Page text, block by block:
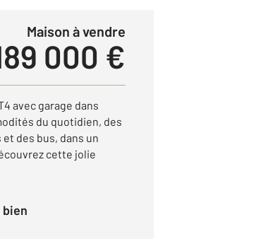
Maison à vendre
189 000 €
avec garage dans
du quotidien, des
des bus, dans un
cette jolie
bien